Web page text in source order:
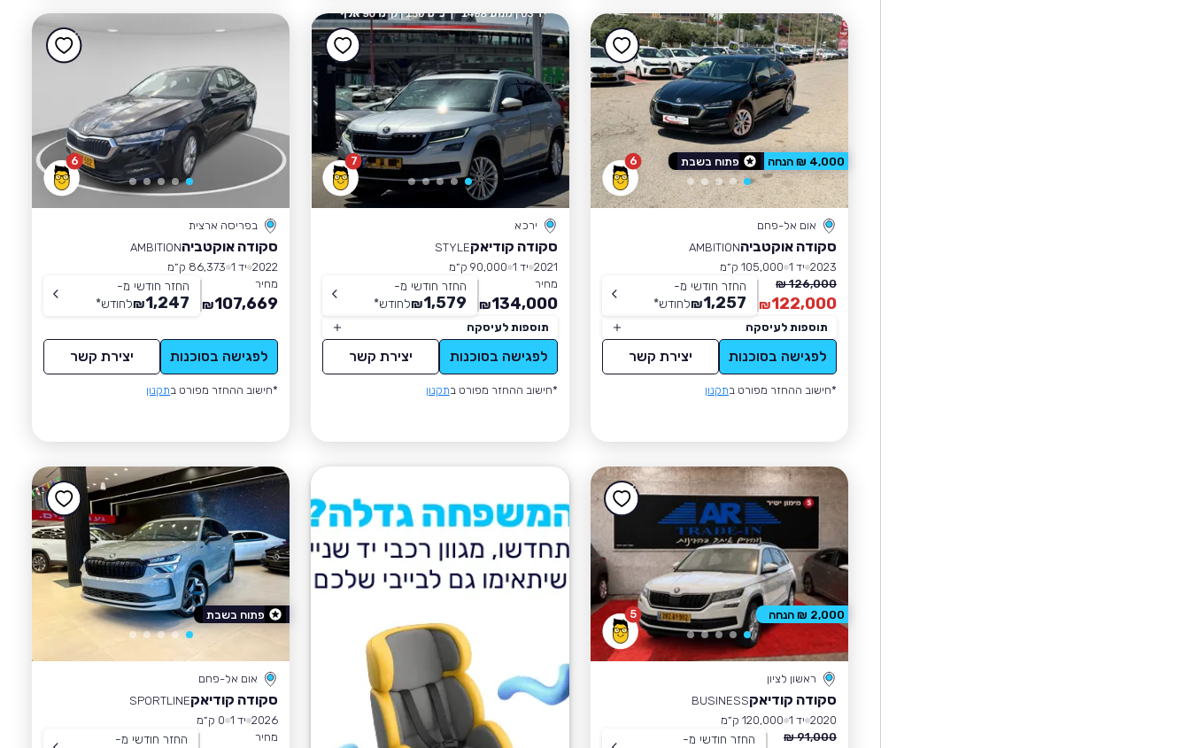
6
אום אל-פחם
סקודה אוקטביהAMBITION
2023 יד 1
105,000 ק״מ
126,000 ₪
122,000
₪
החזר חודשי מ-
1,257
₪לחודש*
תוספות לעיסקה
לפגישה בסוכנות יצירת קשר
*חישוב ההחזר מפורט בתקנון
4,000 ₪ הנחה פתוח בשבת 7
ירכא
סקודה קודיאקSTYLE
2021 יד 1
90,000 ק״מ
מחיר
134,000
₪
החזר חודשי מ-
1,579
₪לחודש*
תוספות לעיסקה
לפגישה בסוכנות יצירת קשר
*חישוב ההחזר מפורט בתקנון
6
בפריסה ארצית
סקודה אוקטביהAMBITION
2022 יד 1
86,373 ק״מ
מחיר
107,669
₪
החזר חודשי מ-
1,247
₪לחודש*
לפגישה בסוכנות יצירת קשר
*חישוב ההחזר מפורט בתקנון
5
ראשון לציון
סקודה קודיאקBUSINESS
2020 יד 1
120,000 ק״מ
91,000 ₪
החזר חודשי מ-
2,000 ₪ הנחה
אום אל-פחם
סקודה קודיאקSPORTLINE
2026 יד 1
0 ק״מ
מחיר
החזר חודשי מ-
פתוח בשבת